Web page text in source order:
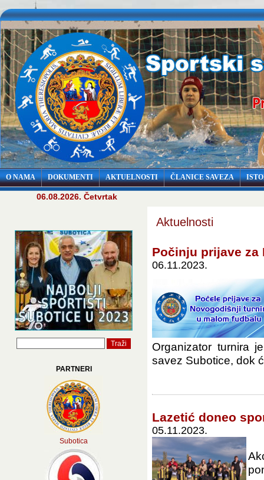
O NAMA DOKUMENTI AKTUELNOSTI ČLANICE SAVEZA
06.08.2026. Četvrtak
PARTNERI
Subotica
Aktuelnosti
Počinju prijave
06.11.2023.
Organizator turnira
savez Subotice, dok
Lazetić doneo
05.11.2023.